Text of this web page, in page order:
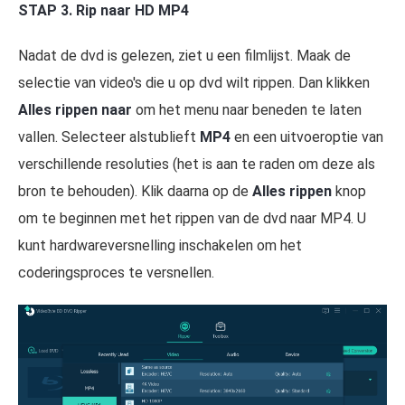
STAP 3. Rip naar HD MP4
Nadat de dvd is gelezen, ziet u een filmlijst. Maak de
selectie van video's die u op dvd wilt rippen. Dan klikken
Alles rippen naar om het menu naar beneden te laten
vallen. Selecteer alstublieft MP4 en een uitvoeroptie van
verschillende resoluties (het is aan te raden om deze als
bron te behouden). Klik daarna op de Alles rippen knop
om te beginnen met het rippen van de dvd naar MP4. U
kunt hardwareversnelling inschakelen om het
coderingsproces te versnellen.